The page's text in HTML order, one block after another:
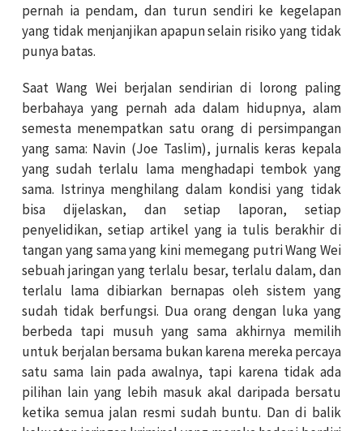
pernah ia pendam, dan turun sendiri ke kegelapan
yang tidak menjanjikan apapun selain risiko yang tidak
punya batas.
Saat Wang Wei berjalan sendirian di lorong paling
berbahaya yang pernah ada dalam hidupnya, alam
semesta menempatkan satu orang di persimpangan
yang sama: Navin (Joe Taslim), jurnalis keras kepala
yang sudah terlalu lama menghadapi tembok yang
sama. Istrinya menghilang dalam kondisi yang tidak
bisa dijelaskan, dan setiap laporan, setiap
penyelidikan, setiap artikel yang ia tulis berakhir di
tangan yang sama yang kini memegang putri Wang Wei
sebuah jaringan yang terlalu besar, terlalu dalam, dan
terlalu lama dibiarkan bernapas oleh sistem yang
sudah tidak berfungsi. Dua orang dengan luka yang
berbeda tapi musuh yang sama akhirnya memilih
untuk berjalan bersama bukan karena mereka percaya
satu sama lain pada awalnya, tapi karena tidak ada
pilihan lain yang lebih masuk akal daripada bersatu
ketika semua jalan resmi sudah buntu. Dan di balik